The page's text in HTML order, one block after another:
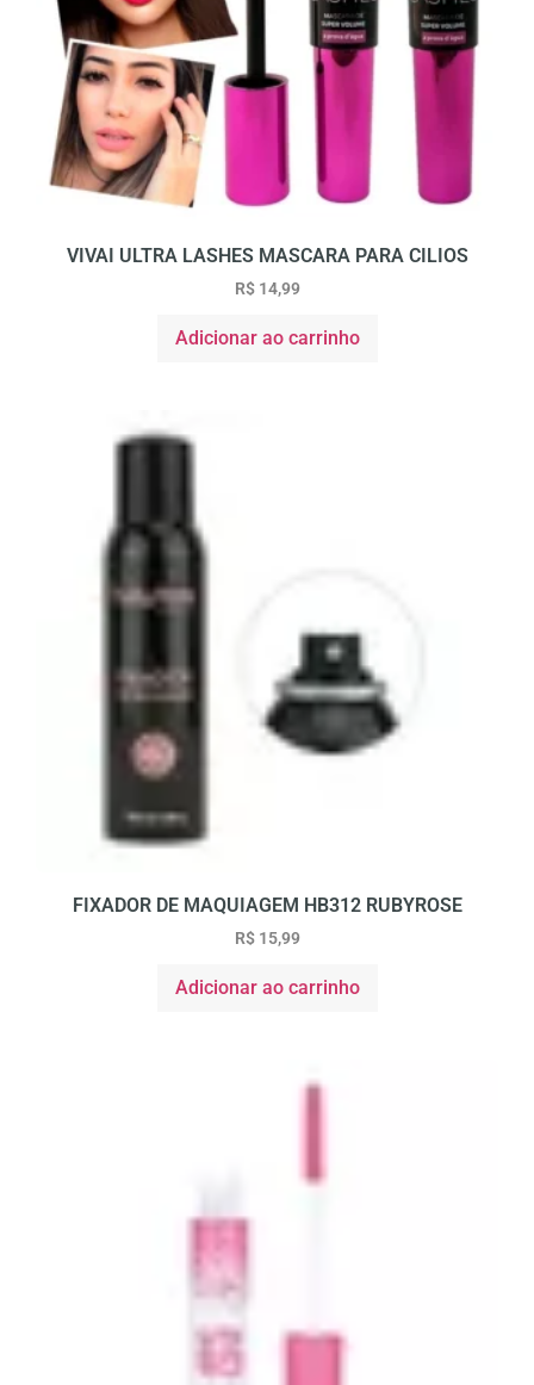
VIVAI ULTRA LASHES MASCARA PARA CILIOS
R$14,99
Adicionar ao carrinho
FIXADOR DE MAQUIAGEM HB312 RUBYROSE
R$15,99
Adicionar ao carrinho